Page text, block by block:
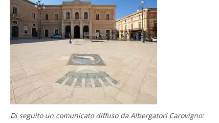
Di seguito un comunicato diffuso da Albergatori Carovigno: